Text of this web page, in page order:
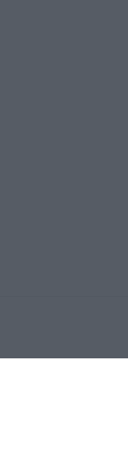
Via del mare 6/G,
di Lamezia Terme 5/